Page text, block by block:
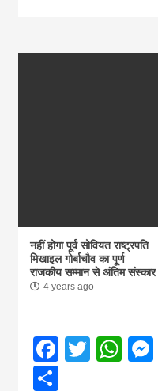
नहीं होगा पूर्व सोवियत राष्ट्रपति
मिखाइल गोर्बाचौव का पूर्ण
राजकीय सम्मान से अंतिम संस्कार
4 years ago
Facebook
Twitter